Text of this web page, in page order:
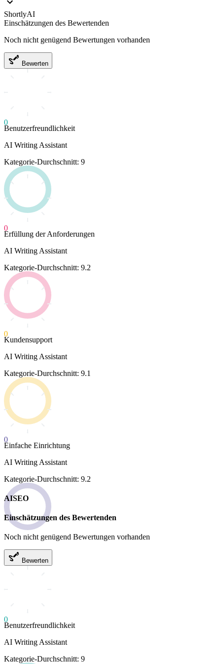
ShortlyAI
Einschätzungen des Bewertenden
Noch nicht genügend Bewertungen vorhanden
Bewerten
0
Benutzerfreundlichkeit
AI Writing Assistant
Kategorie-Durchschnitt: 9
0
Erfüllung der Anforderungen
AI Writing Assistant
Kategorie-Durchschnitt: 9.2
0
Kundensupport
AI Writing Assistant
Kategorie-Durchschnitt: 9.1
0
Einfache Einrichtung
AI Writing Assistant
Kategorie-Durchschnitt: 9.2
AISEO
Einschätzungen des Bewertenden
Noch nicht genügend Bewertungen vorhanden
Bewerten
0
Benutzerfreundlichkeit
AI Writing Assistant
Kategorie-Durchschnitt: 9